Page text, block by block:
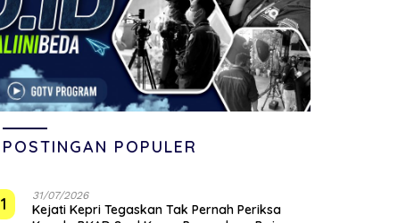
POSTINGAN POPULER
1 31/07/2026
Kejati Kepri Tegaskan Tak Pernah Periksa